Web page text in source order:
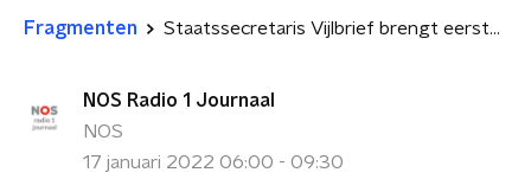
Fragmenten Staatssecretaris Vijlbrief brengt eerste bezoek aan Groningen
NOS Radio 1 Journaal
NOS
17 januari 2022 06:00 - 09:30